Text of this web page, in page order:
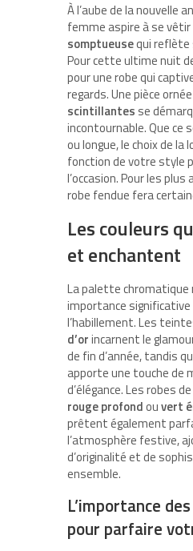
À l’aube de la nouvelle
femme aspire à se vêtir
somptueusequi reflète
Pour cette ultime nuit
pour une robe qui
regards. Une pièce
scintillantes se
incontournable. Que ce
ou longue, le choix de la
fonction de votre style
l’occasion. Pour les plus
robe fendue fera
Les couleurs
et enchantent
La palette chromatique
importance significative
l’habillement. Les
d’orincarnent le
de fin d’année, tandis
apporte une touche de
d’élégance. Les robes
rouge profondouvert
prêtent également
l’atmosphère festive,
d’originalité et de
ensemble.
L’importance
pour parfaire